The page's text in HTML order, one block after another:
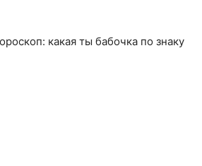
какая ты бабочка по знаку